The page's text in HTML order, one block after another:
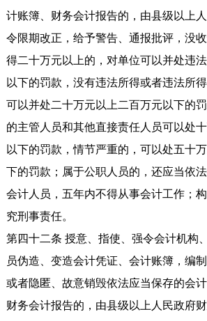
计账簿、财务会计报告的，由县级以上
令限期改正，给予警告、通报批评，没
得二十万元以上的，对单位可以并处违
以下的罚款，没有违法所得或者违法所
可以并处二十万元以上二百万元以下的
的主管人员和其他直接责任人员可以处
以下的罚款，情节严重的，可以处五十
下的罚款；属于公职人员的，还应当依
会计人员，五年内不得从事会计工作；
究刑事责任。
第四十二条 授意、指使、强令会计机构
员伪造、变造会计凭证、会计账簿，编
或者隐匿、故意销毁依法应当保存的会计
财务会计报告的，由县级以上人民政府财